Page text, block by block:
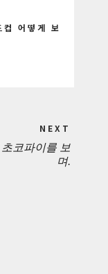
어떻게 보
NEXT
코파이를 보
며.